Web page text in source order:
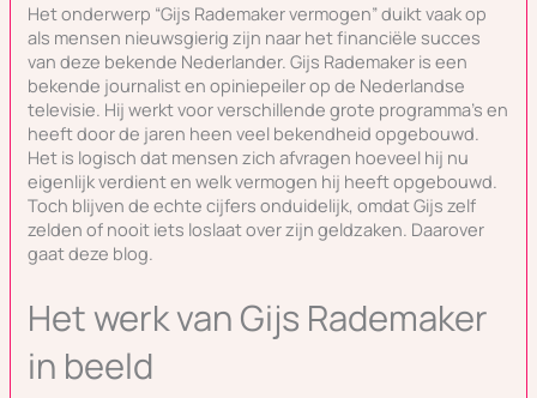
Het onderwerp “Gijs Rademaker vermogen” duikt vaak op
als mensen nieuwsgierig zijn naar het financiële succes
van deze bekende Nederlander. Gijs Rademaker is een
bekende journalist en opiniepeiler op de Nederlandse
televisie. Hij werkt voor verschillende grote programma’s en
heeft door de jaren heen veel bekendheid opgebouwd.
Het is logisch dat mensen zich afvragen hoeveel hij nu
eigenlijk verdient en welk vermogen hij heeft opgebouwd.
Toch blijven de echte cijfers onduidelijk, omdat Gijs zelf
zelden of nooit iets loslaat over zijn geldzaken. Daarover
gaat deze blog.
Het werk van Gijs Rademaker
in beeld